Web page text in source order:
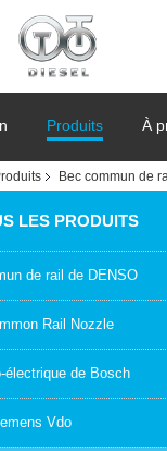
Produits À
Bec commun de
LES PRODUITS
de rail de DENSO
Rail Nozzle
électrique de Bosch
Vdo